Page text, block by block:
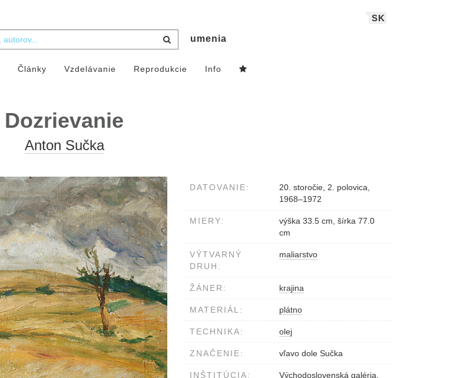
SK
umenia
Články Vzdelávanie Reprodukcie Info
Dozrievanie
Anton Sučka
DATOVANIE:
20. storočie, 2. polovica,
1968–1972
MIERY:
výška 33.5 cm, šírka 77.0
cm
VÝTVARNÝ
DRUH:
maliarstvo
ŽÁNER: krajina
MATERIÁL: plátno
TECHNIKA: olej
ZNAČENIE: vľavo dole Sučka
INŠTITÚCIA:
Východoslovenská galéria,